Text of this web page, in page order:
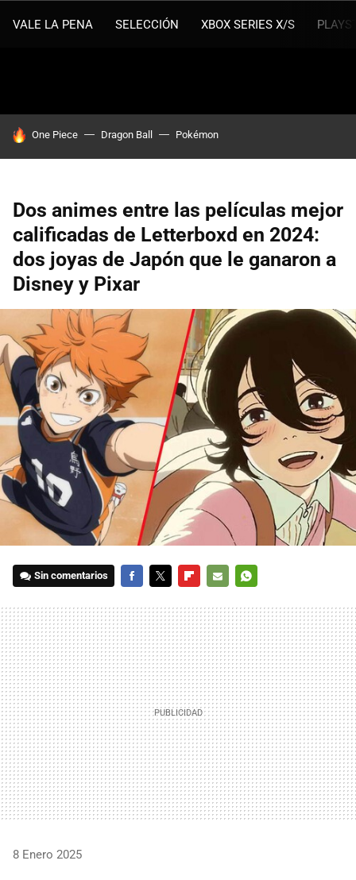
VALE LA PENA SELECCIÓN XBOX SERIES X/S
HOY SE HABLA DE
One Piece Dragon Ball Pokémon
Dos animes entre las películas mejor
calificadas de Letterboxd en 2024:
dos joyas de Japón que le ganaron a
Disney y Pixar
Sin comentarios
MAIL
8 Enero 2025